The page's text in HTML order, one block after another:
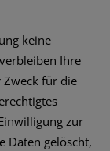
keine
Ihre
Zweck für die
zur
Daten gelöscht,